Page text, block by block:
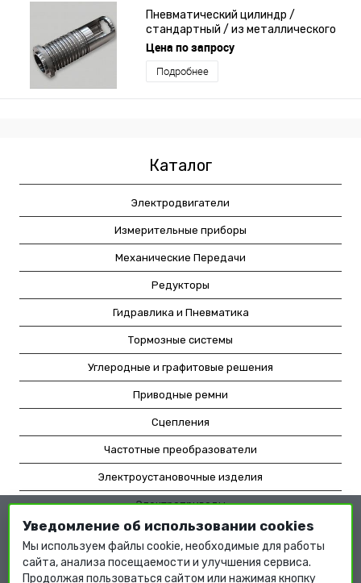
Пневматический цилиндр /
стандартный / из металлического
сплава
Цена по запросу
Подробнее
Каталог
Электродвигатели
Измерительные приборы
Механические Передачи
Редукторы
Гидравлика и Пневматика
Тормозные системы
Углеродные и графитовые решения
Приводные ремни
Сцепления
Частотные преобразователи
Электроустановочные изделия
Электроприводы
Насосное оборудование
Мотор-редукторы
Уведомление об использовании cookies
Мы используем файлы cookie, необходимые для работы
сайта, анализа посещаемости и улучшения сервиса.
Продолжая пользоваться сайтом или нажимая кнопку